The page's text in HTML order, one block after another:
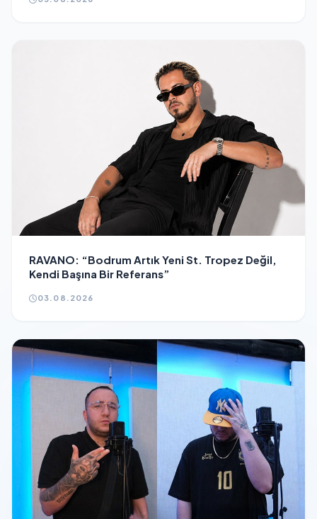
RAVANO: “Bodrum Artık Yeni St. Tropez Değil,
Kendi Başına Bir Referans”
03.08.2026